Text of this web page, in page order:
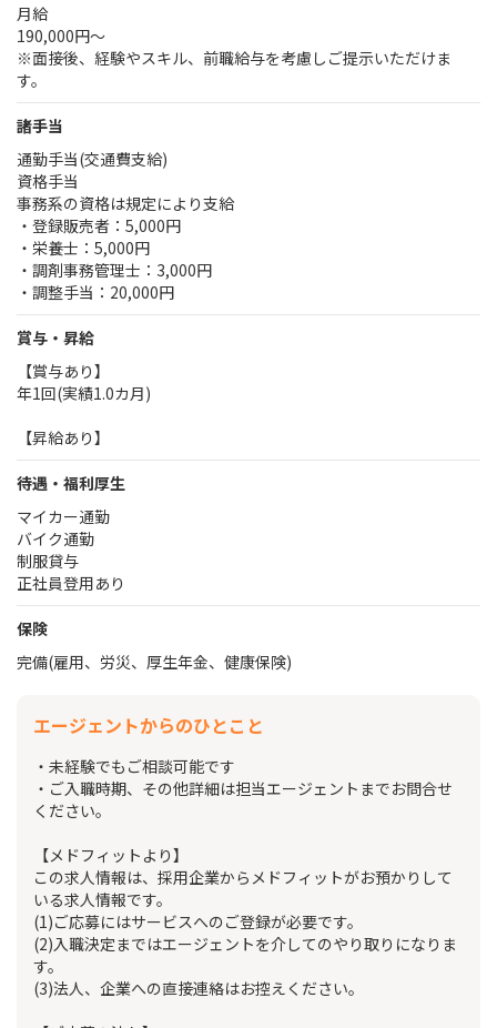
月給
190,000円～
※面接後、経験やスキル、前職給与を考慮しご提示いただけま
す。
諸手当
通勤手当(交通費支給)
資格手当
事務系の資格は規定により支給
・登録販売者：5,000円
・栄養士：5,000円
・調剤事務管理士：3,000円
・調整手当：20,000円
賞与・昇給
【賞与あり】
年1回(実績1.0カ月)
【昇給あり】
待遇・福利厚生
マイカー通勤
バイク通勤
制服貸与
正社員登用あり
保険
完備(雇用、労災、厚生年金、健康保険)
エージェントからのひとこと
・未経験でもご相談可能です
・ご入職時期、その他詳細は担当エージェントまでお問合せ
ください。
【メドフィットより】
この求人情報は、採用企業からメドフィットがお預かりして
いる求人情報です。
(1)ご応募にはサービスへのご登録が必要です。
(2)入職決定まではエージェントを介してのやり取りになりま
す。
(3)法人、企業への直接連絡はお控えください。